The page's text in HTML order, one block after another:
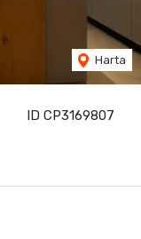
ID CP3169807
Harta